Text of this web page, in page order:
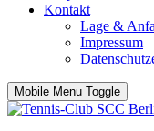
Kontakt
Lage &
Impressum
Mobile Menu Toggle